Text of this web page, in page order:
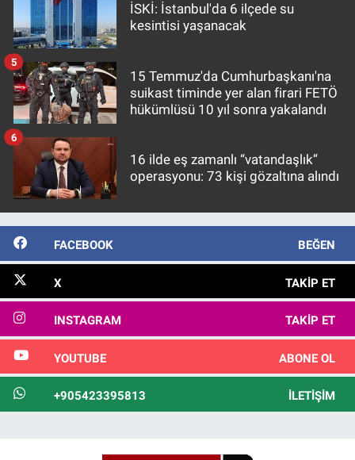
İSKİ: İstanbul'da 6 ilçede su
kesintisi yaşanacak
15 Temmuz'da Cumhurbaşkanı'na
suikast timinde yer alan firari FETÖ
hükümlüsü 10 yıl sonra yakalandı
5
16 ilde eş zamanlı “vatandaşlık”
operasyonu: 73 kişi gözaltına alındı
6
FACEBOOK BEĞEN
X TAKIP ET
INSTAGRAM TAKIP ET
YOUTUBE ABONE OL
+905423395813 İLETIŞIM